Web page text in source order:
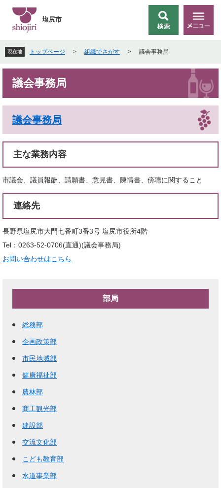
先
頭
で
を
飛
ば
本
索
メ
ニ
塩尻市
現在地 トップページ > 組織でさがす > 議会事務局
議会事務局
議会事務局
主な業務内容
市議会、議員報酬、請願書、意見書、陳情書、傍聴に関すること
連絡先
長野県塩尻市大門七番町3番3号 塩尻市役所4階
Tel：0263-52-0706(直通) 議会事務局
お問い合わせはこちら
部局
総務部
企画政策部
市民地域部
健康福祉部
農林部
商工観光部
建設部
交流文化部
こども教育部
水道事業部